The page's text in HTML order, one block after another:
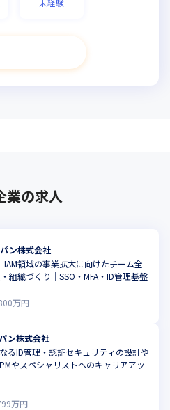
業の求人
ン株式会社
IAM領域の事業拡大に向けたチーム全
組織づくり｜SSO・MFA・ID管理基盤
万円
ン株式会社
るID管理・認証セキュリティの設計や
やスペシャリストへのキャリアアッ
万円